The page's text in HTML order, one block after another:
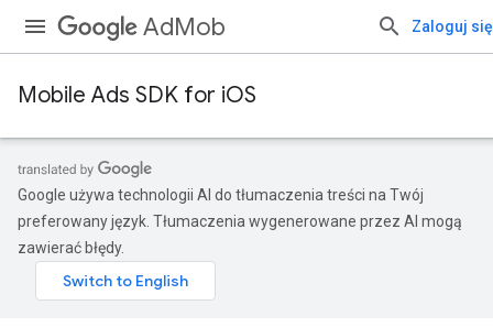
AdMob Zaloguj się
Mobile Ads SDK for iOS
Google używa technologii AI do tłumaczenia treści na Twój
preferowany język. Tłumaczenia wygenerowane przez AI mogą
zawierać błędy.